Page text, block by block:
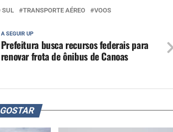
SUL TRANSPORTE AÉREO VOOS
A SEGUIR UP
Prefeitura busca recursos federais para
renovar frota de ônibus de Canoas